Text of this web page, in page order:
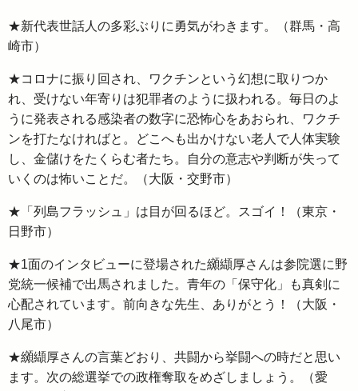
★新代表世話人の多彩ぶりに勇気がわきます。（群馬・高
崎市）
★コロナに振り回され、ワクチンという幻想に取りつか
れ、受けない年寄りは犯罪者のように扱われる。毎日のよ
うに発表される感染者の数字に恐怖心をあおられ、ワクチ
ンを打たなければと。どこへも出かけない老人で人体実験
し、金儲けをたくらむ者たち。自分の意志や判断が失って
いくのは怖いことだ。（大阪・交野市）
★「列島フラッシュ」は目が回るほど。スゴイ！（東京・
日野市）
★1面のインタビューに登場された纐纈厚さんは参院選に野
党統一候補で出馬されました。青年の「保守化」も真剣に
心配されています。前向きな先生、ありがとう！（大阪・
八尾市）
★纐纈厚さんの言葉どおり、共闘から挙闘への時だと思い
ます。次の総選挙での政権奪取をめざしましょう。（愛